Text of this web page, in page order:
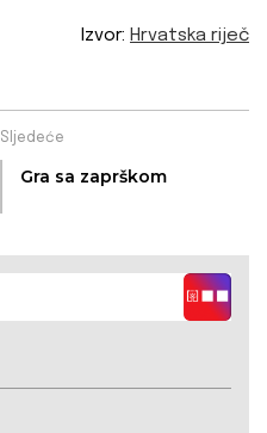
Izvor: Hrvatska riječ
Sljedeće
Gra sa zaprškom